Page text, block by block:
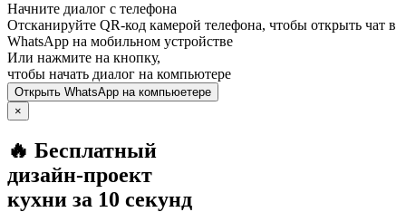
Начните диалог с телефона
Отсканируйте QR-код камерой телефона, чтобы открыть чат в
WhatsApp на мобильном устройстве
Или нажмите на кнопку,
чтобы начать диалог на компьютере
Открыть WhatsApp на компьюетере
×
🔥 Бесплатный
дизайн-проект
кухни за 10 секунд